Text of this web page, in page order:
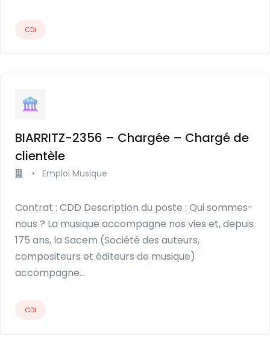
CDI
BIARRITZ-2356 – Chargée – Chargé de
clientèle
• Emploi Musique
Contrat : CDD Description du poste : Qui sommes-
nous ? La musique accompagne nos vies et, depuis
175 ans, la Sacem (Société des auteurs,
compositeurs et éditeurs de musique)
accompagne…
CDI